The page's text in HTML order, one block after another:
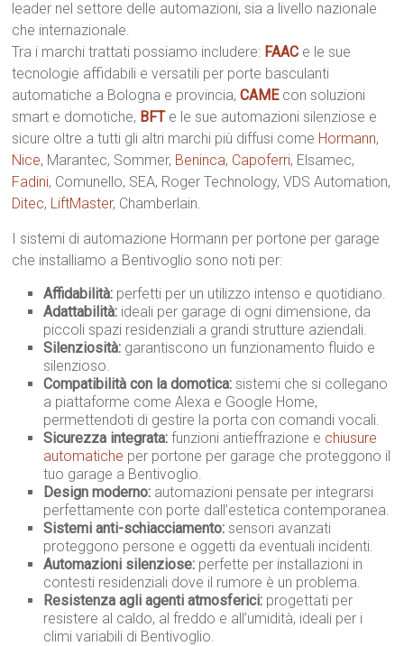
leader nel settore delle automazioni, sia a livello nazionale
che internazionale.
Tra i marchi trattati possiamo includere: FAAC e le sue
tecnologie affidabili e versatili per porte basculanti
automatiche a Bologna e provincia,CAME con soluzioni
smart e domotiche, BFT e le sue automazioni silenziose e
sicure oltre a tutti gli altri marchi più diffusi come Hormann,
Nice, Marantec, Sommer, Beninca, Capoferri, Elsamec,
Fadini, Comunello, SEA, Roger Technology, VDS Automation,
Ditec, LiftMaster, Chamberlain.
I sistemi di automazione Hormann per portone per garage
che installiamo a Bentivoglio sono noti per:
Affidabilità: perfetti per un utilizzo intenso e quotidiano.
Adattabilità: ideali per garage di ogni dimensione, da
piccoli spazi residenziali a grandi strutture aziendali.
Silenziosità: garantiscono un funzionamento fluido e
silenzioso.
Compatibilità con la domotica: sistemi che si collegano
a piattaforme come Alexa e Google Home,
permettendoti di gestire la porta con comandi vocali.
Sicurezza integrata: funzioni antieffrazione e chiusure
automatiche per portone per garage che proteggono il
tuo garage a Bentivoglio.
Design moderno: automazioni pensate per integrarsi
perfettamente con porte dall’estetica contemporanea.
Sistemi anti-schiacciamento: sensori avanzati
proteggono persone e oggetti da eventuali incidenti.
Automazioni silenziose: perfette per installazioni in
contesti residenziali dove il rumore è un problema.
Resistenza agli agenti atmosferici: progettati per
resistere al caldo, al freddo e all’umidità, ideali per i
climi variabili di Bentivoglio.